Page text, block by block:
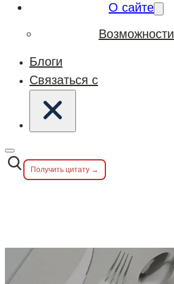
О сайте
Возможности
Блоги
Связаться с
Получить цитату →